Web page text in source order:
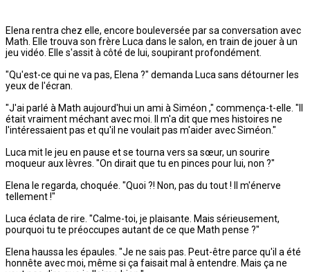
Elena rentra chez elle, encore bouleversée par sa conversation avec
Math. Elle trouva son frère Luca dans le salon, en train de jouer à un
jeu vidéo. Elle s'assit à côté de lui, soupirant profondément.
"Qu'est-ce qui ne va pas, Elena ?" demanda Luca sans détourner les
yeux de l'écran.
"J'ai parlé à Math aujourd'hui un ami à Siméon ," commença-t-elle. "Il
était vraiment méchant avec moi. Il m'a dit que mes histoires ne
l'intéressaient pas et qu'il ne voulait pas m'aider avec Siméon."
Luca mit le jeu en pause et se tourna vers sa sœur, un sourire
moqueur aux lèvres. "On dirait que tu en pinces pour lui, non ?"
Elena le regarda, choquée. "Quoi ?! Non, pas du tout ! Il m'énerve
tellement !"
Luca éclata de rire. "Calme-toi, je plaisante. Mais sérieusement,
pourquoi tu te préoccupes autant de ce que Math pense ?"
Elena haussa les épaules. "Je ne sais pas. Peut-être parce qu'il a été
honnête avec moi, même si ça faisait mal à entendre. Mais ça ne